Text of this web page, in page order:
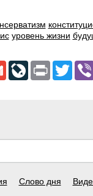
уровень жизни
GmailLiveJournal
Print
Слово дня